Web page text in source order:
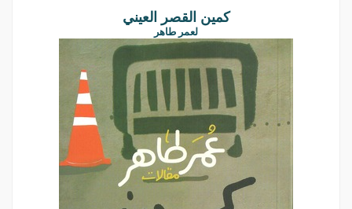
كمين القصر العيني
لعمر طاهر